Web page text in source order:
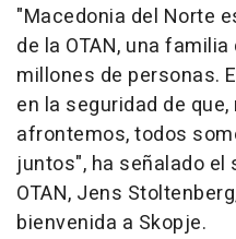
"Macedonia del Norte
de la OTAN, una
millones de personas.
en la seguridad de
afrontemos, todos
juntos", ha señalado
OTAN, Jens
bienvenida a Skopje.